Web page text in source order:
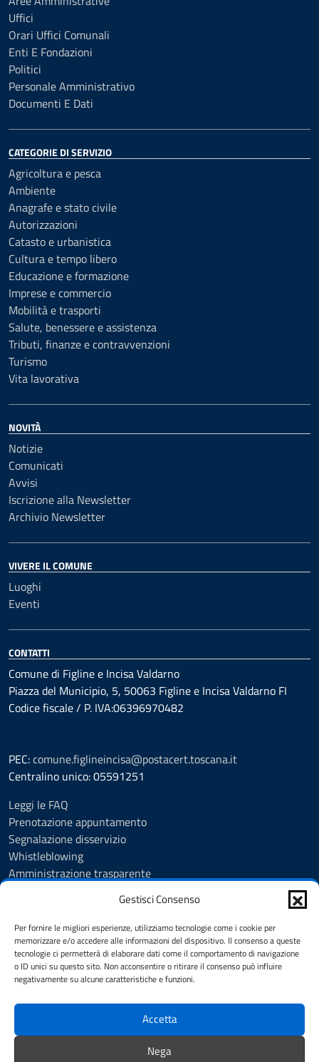
Gestisci Consenso
Per fornire le migliori esperienze, utilizziamo tecnologie come i cookie per
memorizzare e/o accedere alle informazioni del dispositivo. Il consenso a queste
tecnologie ci permetterà di elaborare dati come il comportamento di navigazione
o ID unici su questo sito. Non acconsentire o ritirare il consenso può influire
negativamente su alcune caratteristiche e funzioni.
Accetta
Nega
Uffici
Orari Uffici Comunali
Enti E Fondazioni
Politici
Personale Amministrativo
Documenti E Dati
CATEGORIE DI SERVIZIO
Agricoltura e pesca
Ambiente
Anagrafe e stato civile
Autorizzazioni
Catasto e urbanistica
Cultura e tempo libero
Educazione e formazione
Imprese e commercio
Mobilità e trasporti
Salute, benessere e assistenza
Tributi, finanze e contravvenzioni
Turismo
Vita lavorativa
NOVITÀ
Notizie
Comunicati
Avvisi
Iscrizione alla Newsletter
Archivio Newsletter
VIVERE IL COMUNE
Luoghi
Eventi
CONTATTI
Comune di Figline e Incisa Valdarno
Piazza del Municipio, 5, 50063 Figline e Incisa Valdarno FI
Codice fiscale / P. IVA:06396970482
PEC:comune.figlineincisa@postacert.toscana.it
Centralino unico: 05591251
Leggi le FAQ
Prenotazione appuntamento
Segnalazione disservizio
Whistleblowing
Amministrazione trasparente
Albo Pretorio
Cookie Policy
Informativa privacy
Dichiarazione di accessibilità
SEGUICI SU